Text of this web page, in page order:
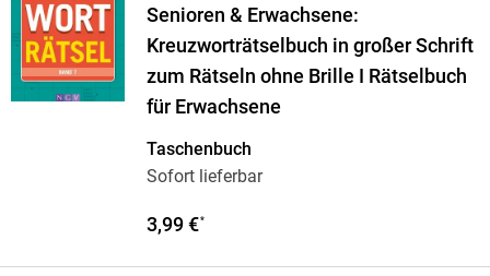
Senioren & Erwachsene:
Kreuzworträtselbuch in großer Schrift
zum Rätseln ohne Brille I Rätselbuch
für Erwachsene
Taschenbuch
Sofort lieferbar
3,99 €*